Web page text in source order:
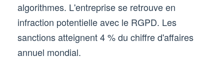
algorithmes. L'entreprise se retrouve en
infraction potentielle avec le RGPD. Les
sanctions atteignent 4 % du chiffre d'affaires
annuel mondial.